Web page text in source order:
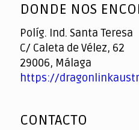
DONDE NOS
Políg. Ind. Santa Teresa
C/ Caleta de Vélez, 62
29006, Málaga
https://
CONTACTO